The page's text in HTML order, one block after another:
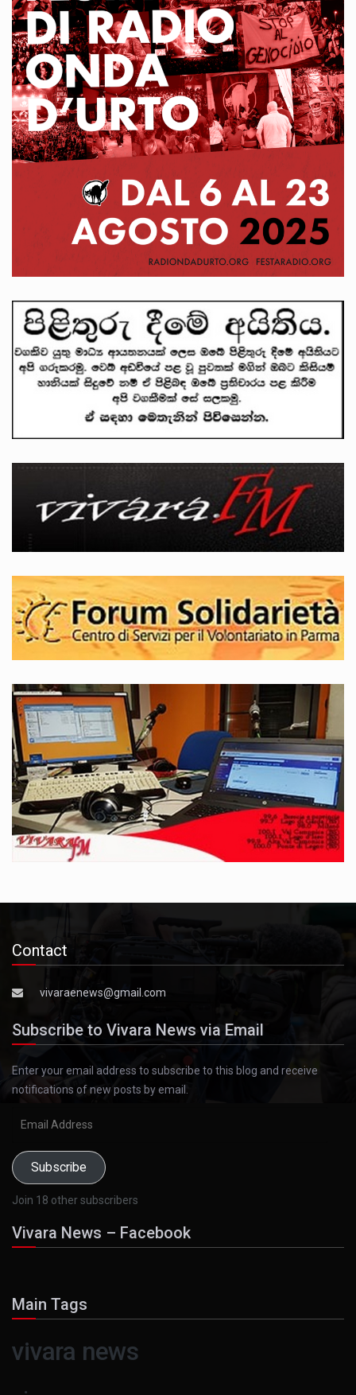
Contact
vivaraenews@gmail.com
Subscribe to Vivara News via Email
Enter your email address to subscribe to this blog and receive
notifications of new posts by email.
Subscribe
Join 18 other subscribers
Vivara News – Facebook
Main Tags
vivara news